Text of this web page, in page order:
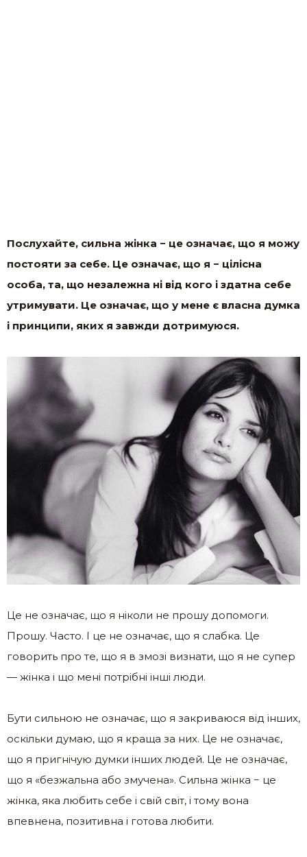
Послухайте, сильна жінка − це означає, що я можу
постояти за себе. Це означає, що я − цілісна
особа, та, що незалежна ні від кого і здатна себе
утримувати. Це означає, що у мене є власна думка
і принципи, яких я завжди дотримуюся.
Це не означає, що я ніколи не прошу допомоги.
Прошу. Часто. І це не означає, що я слабка. Це
говорить про те, що я в змозі визнати, що я не супер
— жінка і що мені потрібні інші люди.
Бути сильною не означає, що я закриваюся від інших,
оскільки думаю, що я краща за них. Це не означає,
що я пригнічую думки інших людей. Це не означає,
що я «безжальна або змучена». Сильна жінка − це
жінка, яка любить себе і свій світ, і тому вона
впевнена, позитивна і готова любити.